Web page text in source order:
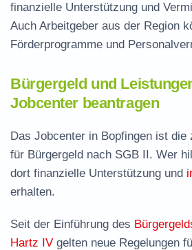
finanzielle Unterstützung und
Auch Arbeitgeber aus der Region
Förderprogramme und
Bürgergeld und
Jobcenter beantragen
Das Jobcenter in Bopfingen ist die
für Bürgergeld nach SGB II. Wer
dort finanzielle Unterstützung und
erhalten.
Seit der Einführung des
Hartz IV gelten neue Regelungen